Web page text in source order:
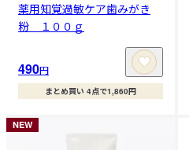
薬用知覚過敏ケア歯みがき
粉 １００ｇ
490円
まとめ買い 4点で1,860円
NEW